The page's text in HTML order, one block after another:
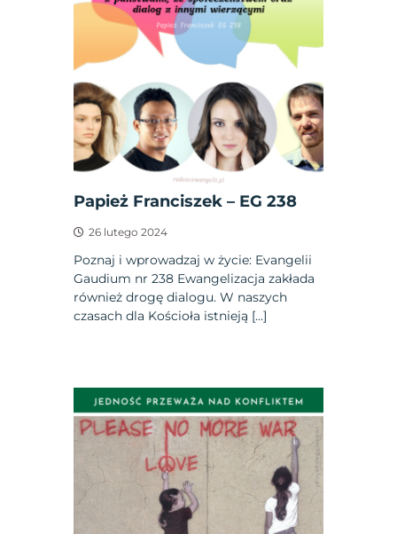
Papież Franciszek – EG 238
26 lutego 2024
Poznaj i wprowadzaj w życie: Evangelii
Gaudium nr 238 Ewangelizacja zakłada
również drogę dialogu. W naszych
czasach dla Kościoła istnieją […]